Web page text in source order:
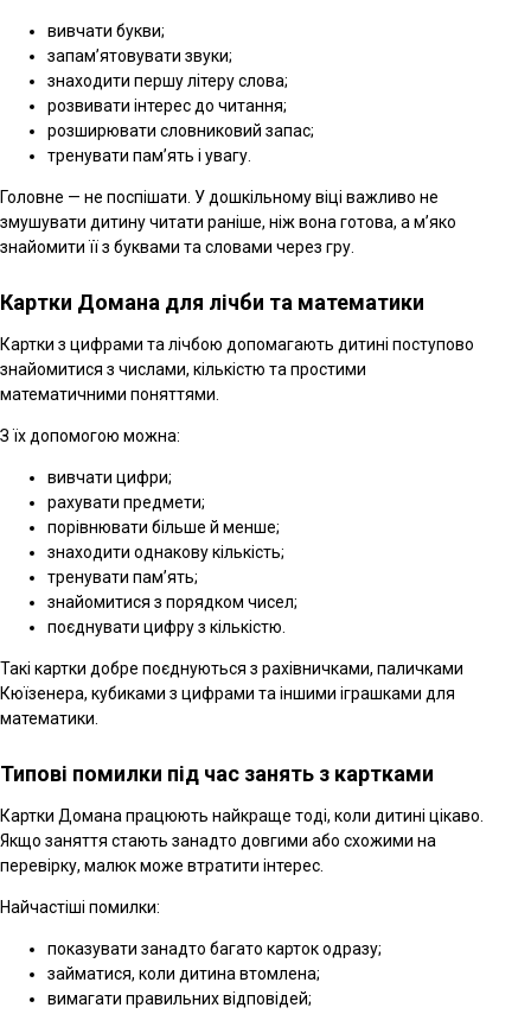
вивчати букви;
запам’ятовувати звуки;
знаходити першу літеру слова;
розвивати інтерес до читання;
розширювати словниковий запас;
тренувати пам’ять і увагу.
Головне — не поспішати. У дошкільному віці важливо не
змушувати дитину читати раніше, ніж вона готова, а м’яко
знайомити її з буквами та словами через гру.
Картки Домана для лічби та математики
Картки з цифрами та лічбою допомагають дитині поступово
знайомитися з числами, кількістю та простими
математичними поняттями.
З їх допомогою можна:
вивчати цифри;
рахувати предмети;
порівнювати більше й менше;
знаходити однакову кількість;
тренувати пам’ять;
знайомитися з порядком чисел;
поєднувати цифру з кількістю.
Такі картки добре поєднуються з рахівничками, паличками
Кюїзенера, кубиками з цифрами та іншими іграшками для
математики.
Типові помилки під час занять з картками
Картки Домана працюють найкраще тоді, коли дитині цікаво.
Якщо заняття стають занадто довгими або схожими на
перевірку, малюк може втратити інтерес.
Найчастіші помилки:
показувати занадто багато карток одразу;
займатися, коли дитина втомлена;
вимагати правильних відповідей;